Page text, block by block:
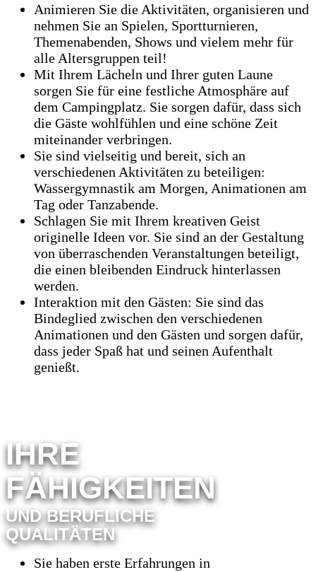
Animieren Sie die Aktivitäten, organisieren und
nehmen Sie an Spielen, Sportturnieren,
Themenabenden, Shows und vielem mehr für
alle Altersgruppen teil!
Mit Ihrem Lächeln und Ihrer guten Laune
sorgen Sie für eine festliche Atmosphäre auf
dem Campingplatz. Sie sorgen dafür, dass sich
die Gäste wohlfühlen und eine schöne Zeit
miteinander verbringen.
Sie sind vielseitig und bereit, sich an
verschiedenen Aktivitäten zu beteiligen:
Wassergymnastik am Morgen, Animationen am
Tag oder Tanzabende.
Schlagen Sie mit Ihrem kreativen Geist
originelle Ideen vor. Sie sind an der Gestaltung
von überraschenden Veranstaltungen beteiligt,
die einen bleibenden Eindruck hinterlassen
werden.
Interaktion mit den Gästen: Sie sind das
Bindeglied zwischen den verschiedenen
Animationen und den Gästen und sorgen dafür,
dass jeder Spaß hat und seinen Aufenthalt
genießt.
IHRE
FÄHIGKEITEN
UND BERUFLICHE
QUALITÄTEN
Sie haben erste Erfahrungen in